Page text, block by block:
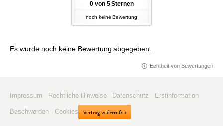
0von 5Sternen
noch keine Bewertung
Es wurde noch keine Bewertung abgegeben...
Echtheit von Bewertungen
Impressum Rechtliche Hinweise Datenschutz Erstinformation
Beschwerden Cookies Vertrag widerrufen